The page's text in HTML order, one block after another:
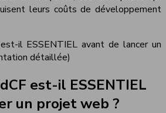
leurs coûts de développement
il ESSENTIEL avant de lancer un
détaillée)
est-il ESSENTIEL
un projet web ?